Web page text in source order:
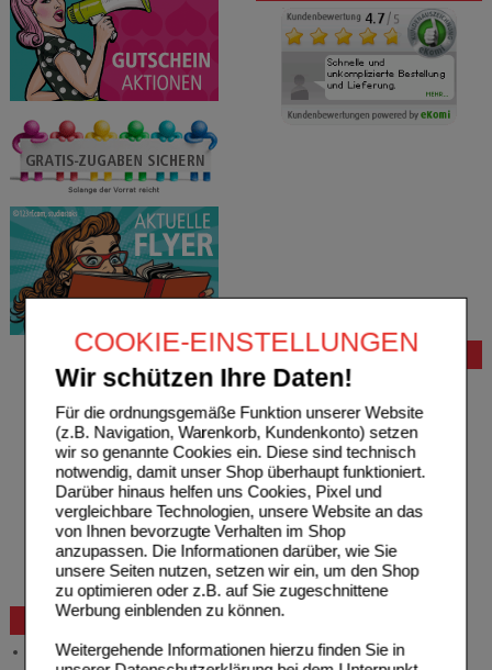
COOKIE-EINSTELLUNGEN
Wir schützen Ihre Daten!
Für die ordnungsgemäße Funktion unserer Website
(z.B. Navigation, Warenkorb, Kundenkonto) setzen
wir so genannte Cookies ein. Diese sind technisch
notwendig, damit unser Shop überhaupt funktioniert.
Darüber hinaus helfen uns Cookies, Pixel und
vergleichbare Technologien, unsere Website an das
von Ihnen bevorzugte Verhalten im Shop
anzupassen. Die Informationen darüber, wie Sie
unsere Seiten nutzen, setzen wir ein, um den Shop
zu optimieren oder z.B. auf Sie zugeschnittene
Werbung einblenden zu können.
Weitergehende Informationen hierzu finden Sie in
Bestellung
Hilfe zur Anmeldung
Hilfe zum Bestellvorgang
Zahlungsmöglichkeiten
Rezepte einlösen
Freiumschläge anfordern
Freiumschläge downloaden
Auslandsbestellung
Reklamation
Widerrufsformular
Problembehebung
Bestellschein
Beratung und Service
Allgemeine Information